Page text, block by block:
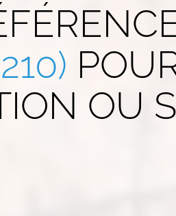
OU